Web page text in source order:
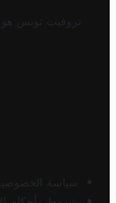
تروفيت تونس هو
سياسة الخصوصية